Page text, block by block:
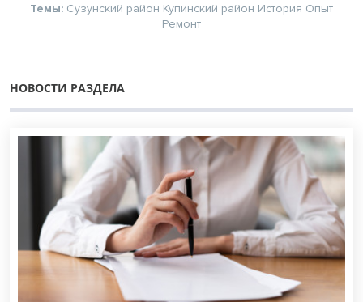
Темы: Сузунский район Купинский район История Опыт
Ремонт
НОВОСТИ РАЗДЕЛА